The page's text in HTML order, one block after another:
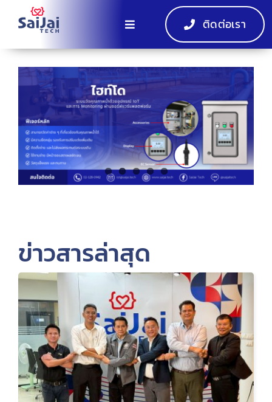
ผลิตภัณฑ์
EV Charger
กิจกรรม
EN
ติดต่อเรา
ข่าวสารล่าสุด